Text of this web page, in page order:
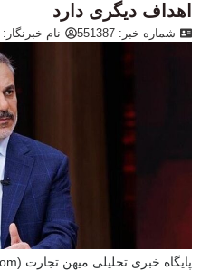
اهداف دیگری دارد
شماره خبر: 551387 نام خبرنگار:
پایگاه خبری تحلیلی میهن تجارت (mihantejarat.com):